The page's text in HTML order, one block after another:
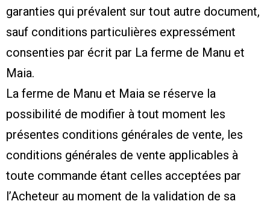
garanties qui prévalent sur tout autre document,
sauf conditions particulières expressément
consenties par écrit par La ferme de Manu et
Maia.
La ferme de Manu et Maia se réserve la
possibilité de modifier à tout moment les
présentes conditions générales de vente, les
conditions générales de vente applicables à
toute commande étant celles acceptées par
l’Acheteur au moment de la validation de sa